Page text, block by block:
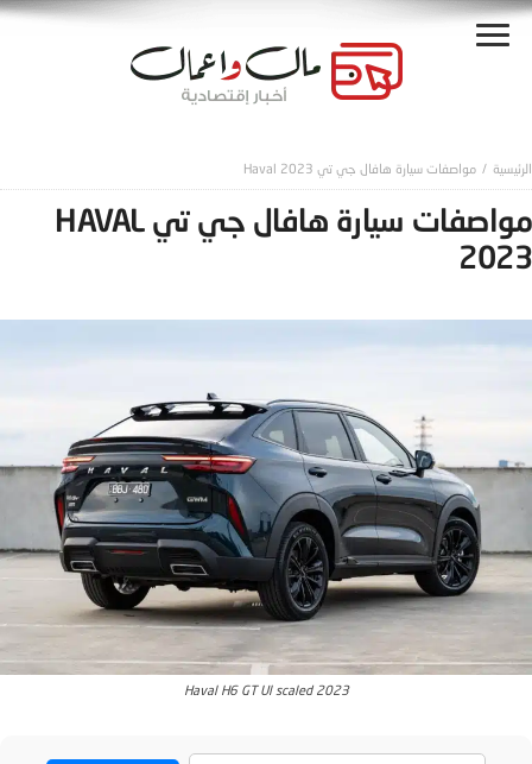
مواصفات سيارة هافال جي تي Haval 2023
مواصفات سيارة هافال جي تي HAVAL
2023
2023 Haval H6 GT Ul scaled